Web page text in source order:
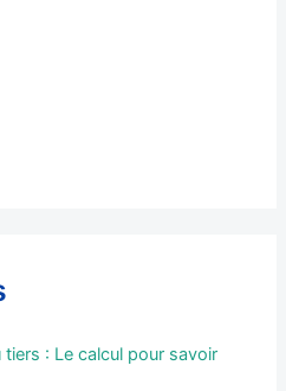
: Le calcul pour savoir